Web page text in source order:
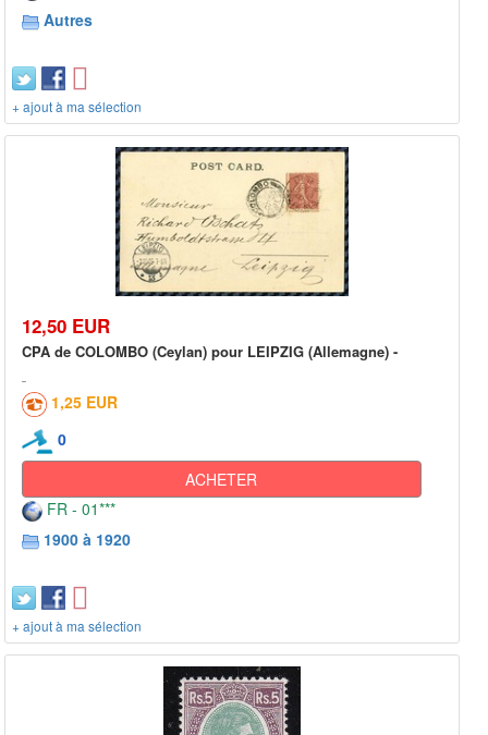
Autres
+ ajout à ma sélection
12,50 EUR
CPA de COLOMBO (Ceylan) pour LEIPZIG (Allemagne) -
1,25 EUR
0
ACHETER
FR - 01***
1900 à 1920
+ ajout à ma sélection